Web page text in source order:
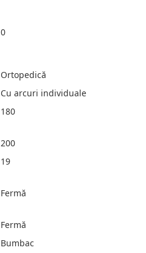
0
Ortopedică
Cu arcuri individuale
180
200
19
Fermă
Fermă
Bumbac